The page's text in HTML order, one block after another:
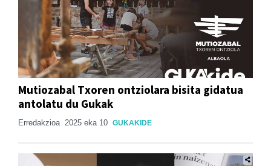
Mutiozabal Txoren ontziolara bisita gidatua
antolatu du Gukak
Erredakzioa 2025 eka 10 GUKAKIDE